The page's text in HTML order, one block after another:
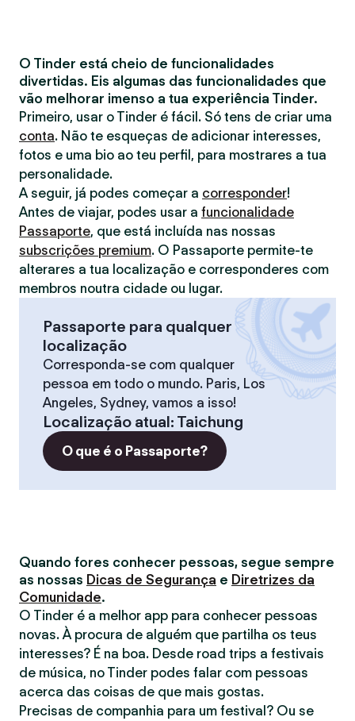
O Tinder está cheio de funcionalidades
divertidas. Eis algumas das funcionalidades que
vão melhorar imenso a tua experiência Tinder.
Primeiro, usar o Tinder é fácil. Só tens de criar uma
conta. Não te esqueças de adicionar interesses,
fotos e uma bio ao teu perfil, para mostrares a tua
personalidade.
A seguir, já podes começar a corresponder!
Antes de viajar, podes usar a funcionalidade
Passaporte, que está incluída nas nossas
subscrições premium. O Passaporte permite-te
alterares a tua localização e corresponderes com
membros noutra cidade ou lugar.
Passaporte para qualquer
localização
Corresponda-se com qualquer
pessoa em todo o mundo. Paris, Los
Angeles, Sydney, vamos a isso!
Localização atual: Taichung
O que é o Passaporte?
Quando fores conhecer pessoas, segue sempre
as nossas Dicas de Segurança e Diretrizes da
Comunidade.
O Tinder é a melhor app para conhecer pessoas
novas. À procura de alguém que partilha os teus
interesses? É na boa. Desde road trips a festivais
de música, no Tinder podes falar com pessoas
acerca das coisas de que mais gostas.
Precisas de companhia para um festival? Ou se